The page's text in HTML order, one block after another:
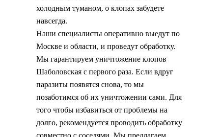
холодным туманом, о клопах забудете
навсегда.
Наши специалисты оперативно выедут по
Москве и области, и проведут обработку.
Мы гарантируем уничтожение клопов
Шаболовская с первого раза. Если вдруг
паразиты появятся снова, то мы
позаботимся об их уничтожении сами. Для
того чтобы избавиться от проблемы на
долго, рекомендуется проводить обработку
совместно с соседями. Мы предлагаем